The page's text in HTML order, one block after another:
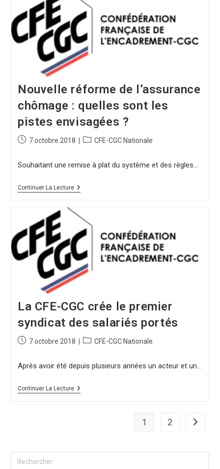
Nouvelle réforme de l’assurance
chômage : quelles sont les
pistes envisagées ?
7 octobre 2018 CFE-CGC Nationale
Souhaitant une remise à plat du système et des règles…
Continuer La Lecture
La CFE-CGC crée le premier
syndicat des salariés portés
7 octobre 2018 CFE-CGC Nationale
Après avoir été depuis plusieurs années un acteur et un…
Continuer La Lecture
1 2